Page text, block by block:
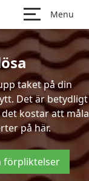
Menu
taket på din
Det är betydligt
kostar att måla
på här.
förpliktelser